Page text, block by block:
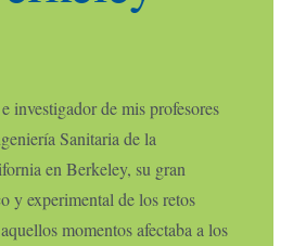
investigador de mis profesores
Sanitaria de la
en Berkeley, su gran
y experimental de los retos
momentos afectaba a los